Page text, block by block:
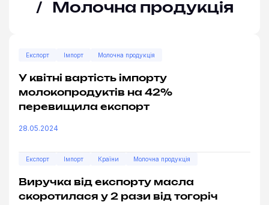
Молочна продукція—
Експорт Імпорт Молочна продукція
У квітні вартість імпорту
молокопродуктів на 42%
перевищила експорт
28.05.2024
Експорт Імпорт Країни Молочна продукція
Виручка від експорту масла
скоротилася у 2 рази від тогоріч